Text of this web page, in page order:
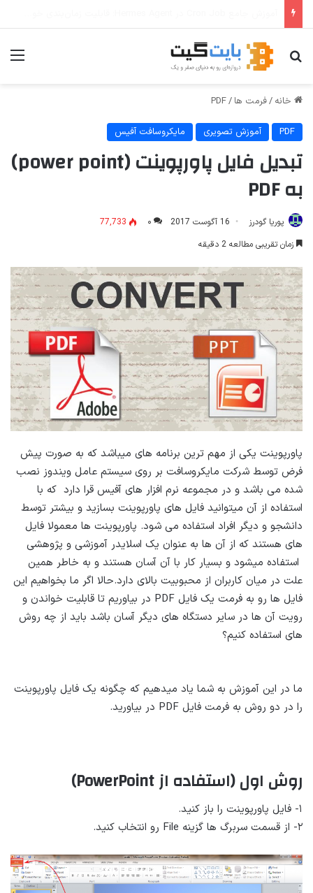
جستجو برای
خانه /فرمت ها /
PDF
PDF آموزش تصویری مایکروسافت آفیس
تبدیل فایل پاورپوینت (power point)
به PDF
پوریا گودرز 16 آگوست 2017 ۰
77,733
زمان تقریبی مطالعه 2 دقیقه
پاورپوینت یکی از مهم ترین برنامه های میباشد که به صورت پیش
فرض توسط شرکت مایکروسافت بر روی سیستم عامل ویندوز نصب
شده می باشد و در مجموعه نرم افزار های آفیس قرا دارد که با
استفاده از آن میتوانید فایل های پاورپوینت بسازید و بیشتر توسط
دانشجو و دیگر افراد استفاده می شود. پاورپوینت ها معمولا فایل
های هستند که از آن ها به عنوان یک اسلایدر آموزشی و پژوهشی
استفاده میشود و بسیار کار با آن آسان هستند و به خاطر همین
علت در میان کاربران از محبوبیت بالای دارد.حالا اگر ما بخواهیم این
فایل ها رو به فرمت یک فایل PDF در بیاوریم تا قابلیت خواندن و
رویت آن ها در سایر دستگاه های دیگر آسان باشد باید از چه روش
های استفاده کنیم؟
ما در این آموزش به شما یاد میدهیم که چگونه یک فایل پاورپوینت
را در دو روش به فرمت فایل PDF در بیاورید.
روش اول (استفاده از PowerPoint)
۱- فایل پاورپوینت را باز کنید.
۲- از قسمت سربرگ ها گزینه File رو انتخاب کنید.